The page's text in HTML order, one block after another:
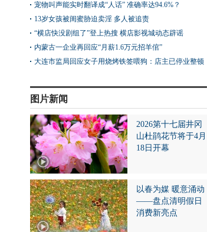
宠物叫声能实时翻译成“人话” 准确率达94.6%？
13岁女孩被闺蜜胁迫卖淫 多人被追责
“横店快没剧组了”登上热搜 横店影视城动态辟谣
内蒙古一企业再回应“月薪1.6万元招羊倌”
大连市监局回应女子用烧烤铁签喂狗：店主已停业整顿
图片新闻
2026第十七届井冈
山杜鹃花节将于4月
18日开幕
以春为媒 暖意涌动
——盘点清明假日
消费新亮点